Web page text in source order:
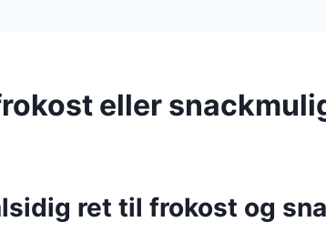
eller
ret til frokost og